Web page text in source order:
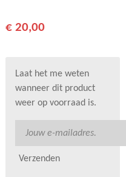
€ 20,00
Laat het me weten
wanneer dit product
weer op voorraad is.
Verzenden